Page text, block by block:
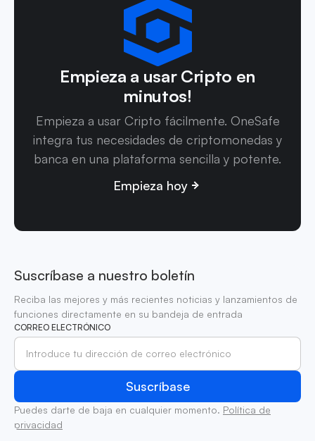
Empieza a usar Cripto en
minutos!
Empieza a usar Cripto fácilmente. OneSafe
integra tus necesidades de criptomonedas y
banca en una plataforma sencilla y potente.
Empieza hoy
Suscríbase a nuestro boletín
Reciba las mejores y más recientes noticias y lanzamientos de
funciones directamente en su bandeja de entrada
CORREO ELECTRÓNICO
Puedes darte de baja en cualquier momento. Política de
privacidad